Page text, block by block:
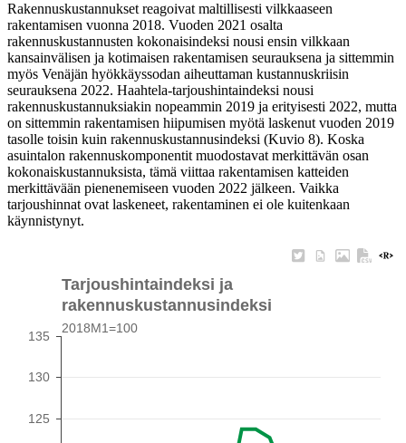
Rakennuskustannukset reagoivat maltillisesti vilkkaaseen
rakentamisen vuonna 2018. Vuoden 2021 osalta
rakennuskustannusten kokonaisindeksi nousi ensin vilkkaan
kansainvälisen ja kotimaisen rakentamisen seurauksena ja sittemmin
myös Venäjän hyökkäyssodan aiheuttaman kustannuskriisin
seurauksena 2022. Haahtela-tarjoushintaindeksi nousi
rakennuskustannuksiakin nopeammin 2019 ja erityisesti 2022, mutta
on sittemmin rakentamisen hiipumisen myötä laskenut vuoden 2019
tasolle toisin kuin rakennuskustannusindeksi (Kuvio 8). Koska
asuintalon rakennuskomponentit muodostavat merkittävän osan
kokonaiskustannuksista, tämä viittaa rakentamisen katteiden
merkittävään pienenemiseen vuoden 2022 jälkeen. Vaikka
tarjoushinnat ovat laskeneet, rakentaminen ei ole kuitenkaan
käynnistynyt.